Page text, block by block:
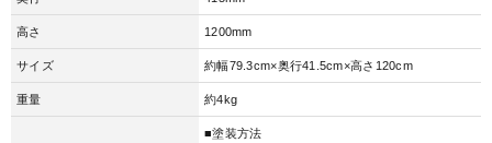
高さ 1200mm
サイズ 約幅79.3cm×奥行41.5cm×高さ120cm
重量 約4kg
■塗装方法